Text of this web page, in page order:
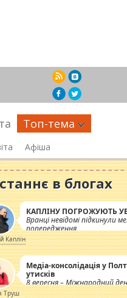
Топ-тема
Афіша
в блогах
КАПЛІНУ ПОГРОЖУЮТЬ
Вранці невідомі підкинули
попередження
Каплін
Медіа-консолідація у
утисків
8 вересня – Міжнародний
журналістів.
Труш